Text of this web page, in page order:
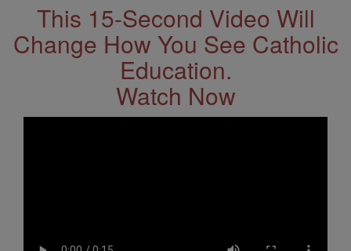
This 15-Second Video Will
Change How You See Catholic
Education.
Watch Now